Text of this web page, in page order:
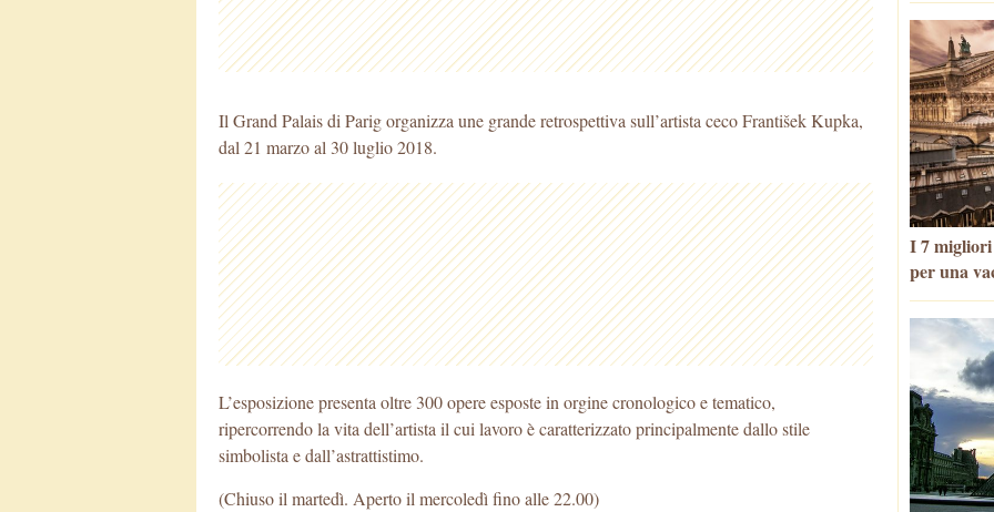
Il Grand Palais di Parig organizza une grande retrospettiva sull’artista ceco František Kupka,
dal 21 marzo al 30 luglio 2018.
L’esposizione presenta oltre 300 opere esposte in orgine cronologico e tematico,
ripercorrendo la vita dell’artista il cui lavoro è caratterizzato principalmente dallo stile
simbolista e dall’astrattistimo.
(Chiuso il martedì. Aperto il mercoledì fino alle 22.00)
I 7
per una